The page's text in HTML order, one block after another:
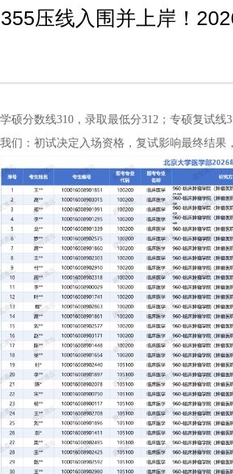
355压线入围并上岸！
学硕分数线310，录取最低分312；专硕复试
我们：初试决定入场资格，复试影响最终结果